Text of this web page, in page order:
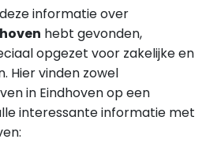
informatie over
hebt gevonden,
opgezet voor zakelijke en
Hier vinden zowel
in Eindhoven op een
interessante informatie met